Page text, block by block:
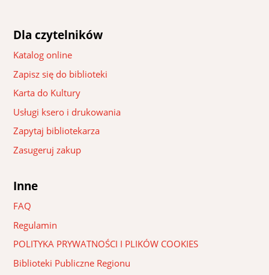
Dla czytelników
Katalog online
Zapisz się do biblioteki
Karta do Kultury
Usługi ksero i drukowania
Zapytaj bibliotekarza
Zasugeruj zakup
Inne
FAQ
Regulamin
POLITYKA PRYWATNOŚCI I PLIKÓW COOKIES
Biblioteki Publiczne Regionu